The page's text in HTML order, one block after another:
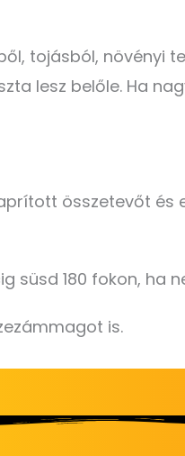
tojásból, növényi
lesz belőle. Ha
összetevőt
süsd 180 fokon, ha
is.